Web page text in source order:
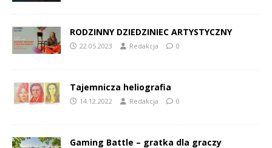
RODZINNY DZIEDZINIEC ARTYSTYCZNY
22.05.2023 Redakcja 0
Tajemnicza heliografia
14.12.2022 Redakcja 0
Gaming Battle – gratka dla graczy